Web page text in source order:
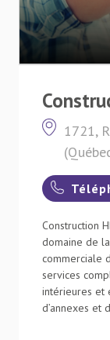
1721,
Construction
domaine de
commerciale
services
intérieures et
d’annexes et